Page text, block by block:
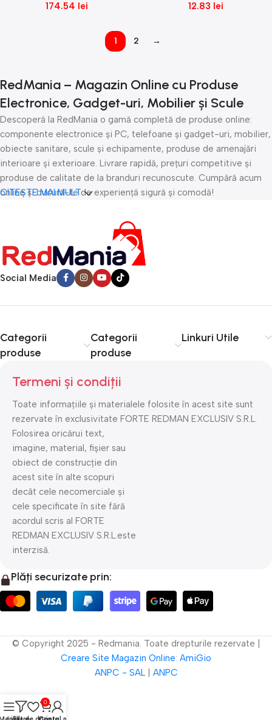
radiator rosu
174.54 lei
12.83 lei
1 2 →
RedMania – Magazin Online cu Produse
Electronice, Gadget-uri, Mobilier și Scule
Descoperă la RedMania o gamă completă de produse online:
componente electronice și PC, telefoane și gadget-uri, mobilier,
obiecte sanitare, scule și echipamente, produse de amenajări
interioare și exterioare. Livrare rapidă, prețuri competitive și
produse de calitate de la branduri recunoscute. Cumpără acum
online și bucură-te de experiență sigură și comodă!
CITEȘTE MAI MULT
Social Media
Categorii
produse
Categorii
produse
Linkuri Utile
Termeni și condiții
Toate informațiile și materialele folosite în acest site sunt
rezervate în exclusivitate FORTE REDMAN EXCLUSIV S.R.L.
Folosirea oricărui text,
imagine, material, fișier sau
obiect de construcție din
acest site în alte scopuri
decât cele necomerciale și
cele specificate în site fără
acordul scris al FORTE
REDMAN EXCLUSIV S.R.L.este
interzisă.
Plăți securizate prin:
© Copyright 2025 - Redmania. Toate drepturile rezervate |
Creare Site Magazin Online: AmiGio
ANPC - SAL| ANPC
0